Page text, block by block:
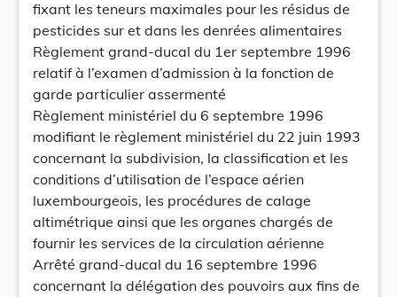
fixant les teneurs maximales pour les résidus de
pesticides sur et dans les denrées alimentaires
Règlement grand-ducal du 1er septembre 1996
relatif à l’examen d’admission à la fonction de
garde particulier assermenté
Règlement ministériel du 6 septembre 1996
modifiant le règlement ministériel du 22 juin 1993
concernant la subdivision, la classification et les
conditions d’utilisation de l’espace aérien
luxembourgeois, les procédures de calage
altimétrique ainsi que les organes chargés de
fournir les services de la circulation aérienne
Arrêté grand-ducal du 16 septembre 1996
concernant la délégation des pouvoirs aux fins de